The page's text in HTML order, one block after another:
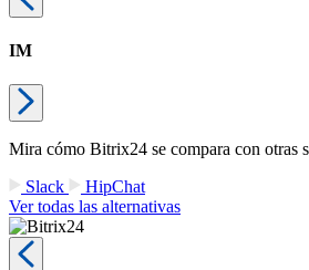
IM
Mira cómo Bitrix24 se compara con otras
Slack
HipChat
Ver todas las alternativas